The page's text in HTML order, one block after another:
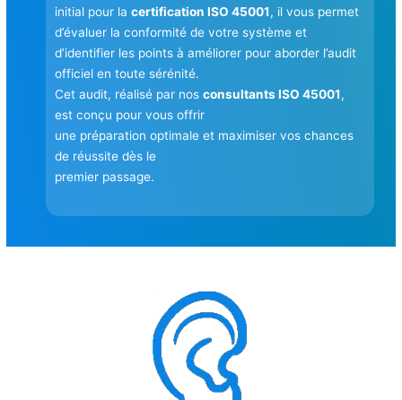
initial pour lacertification ISO 45001, il vous permet
d’évaluer la conformité de votre système et
d’identifier les points à améliorer pour aborder l’audit
officiel en toute sérénité.
Cet audit, réalisé par nosconsultants ISO 45001,
est conçu pour vous offrir
une préparation optimale et maximiser vos chances
de réussite dès le
premier passage.